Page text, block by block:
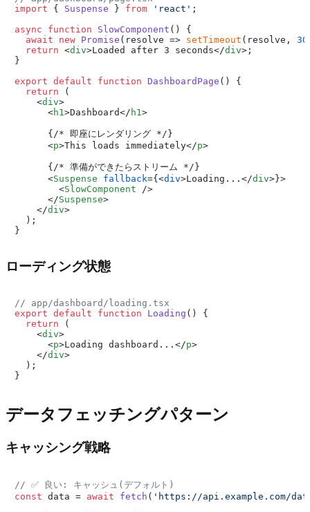
import { Suspense } from 'react' ;
async
function SlowComponent ( ) {
await
new Promise ( resolve => setTimeout (resolve,
return <div>Loaded after 3 seconds</div> ;
}
export default function DashboardPage ( ) {
return (
<div>
<h1>Dashboard</ h1>
      {/* 即座にレンダリング */}
<p>This loads immediately</p>
      {/* 準備ができたらストリーム */}
<Suspense fallback={ <div>Loading... </div> }>
<SlowComponent />
</Suspense>
</div>
  );
ローディング状態
// app/dashboard/loading.tsx
export default function Loading ( ) {
return (
<div>
<p>Loading dashboard... </p>
</div>
  );
データフェッチングパターン
キャッシング戦略
// ✅ 良い: キャッシュ(デフォルト)
const data = await fetch ( 'https://api.example.com/